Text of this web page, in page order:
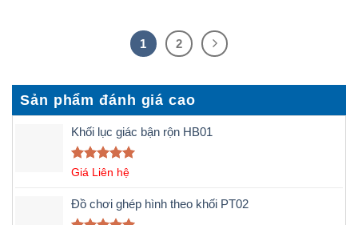
Sản phẩm đánh giá cao
Khối lục giác bận rộn HB01
Được xếp
5 sao
Giá Liên hệ
Đồ chơi ghép hình theo khối PT02
1 2